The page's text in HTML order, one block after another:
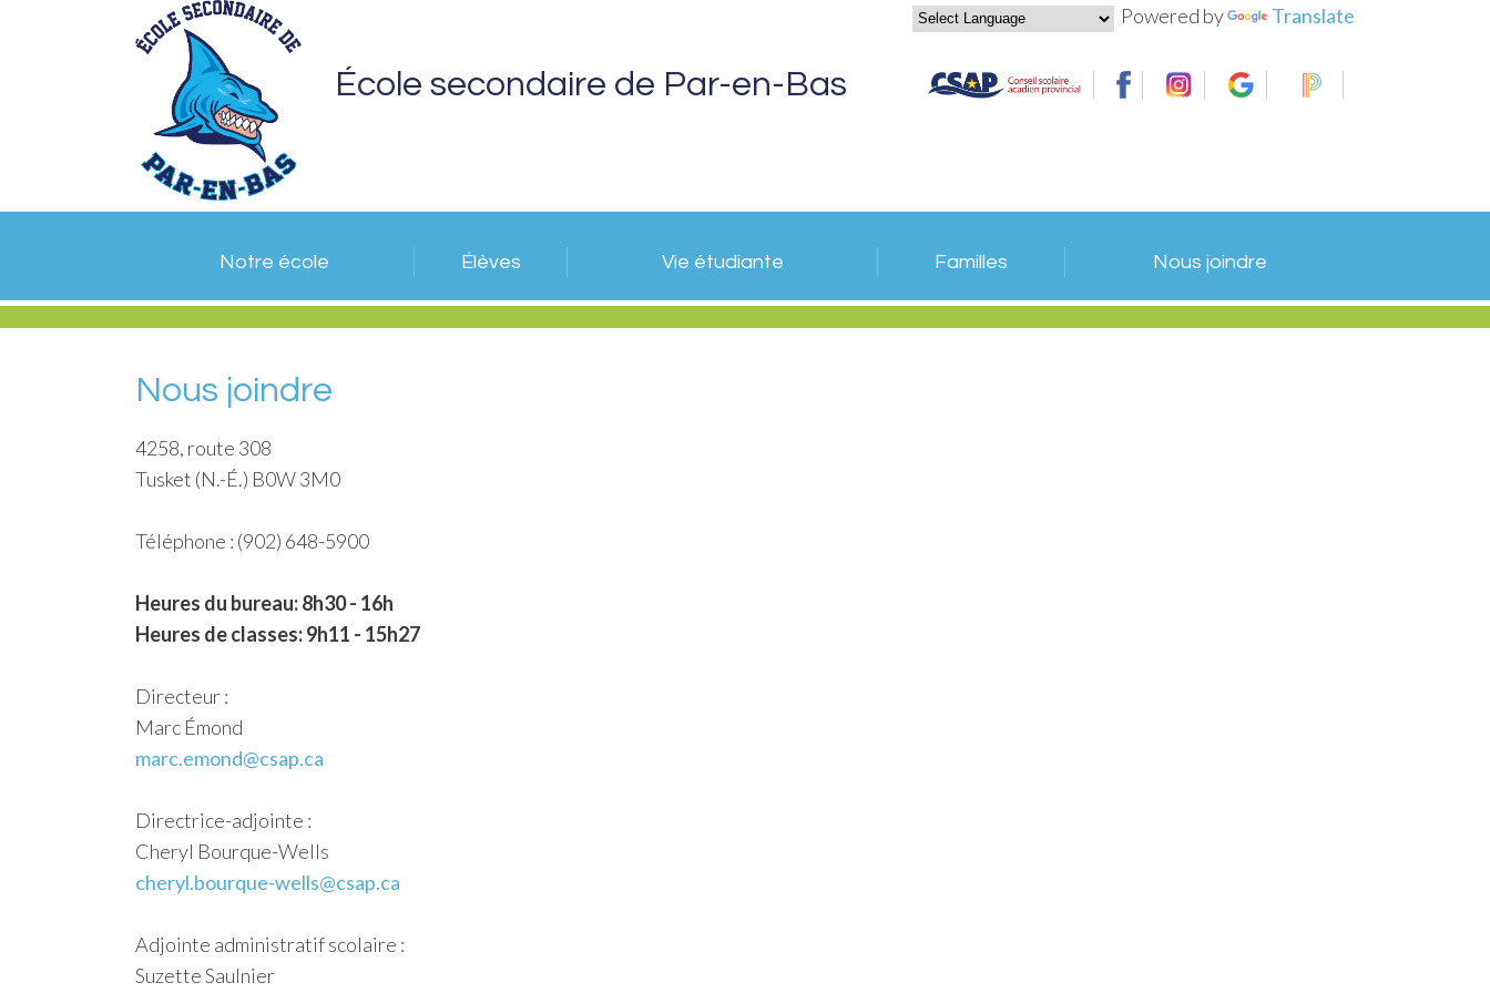
Powered by Translate
École secondaire de Par-en-Bas
Notre école Élèves Vie étudiante Familles Nous joindre
Nous joindre
4258, route 308
Tusket (N.-É.) B0W 3M0
Téléphone : (902) 648-5900
Heures du bureau: 8h30 - 16h
Heures de classes: 9h11 - 15h27
Directeur :
Marc Émond
marc.emond@csap.ca
Directrice-adjointe :
Cheryl Bourque-Wells
cheryl.bourque-wells@csap.ca
Adjointe administratif scolaire :
Suzette Saulnier